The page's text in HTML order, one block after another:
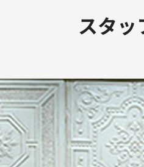
スタッ